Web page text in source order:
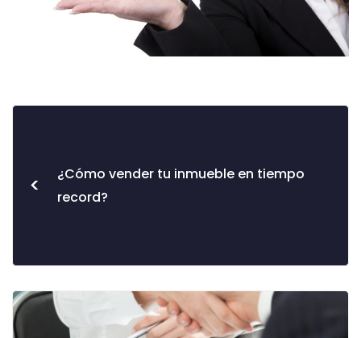
<
¿Cómo vender tu inmueble en tiempo
record?